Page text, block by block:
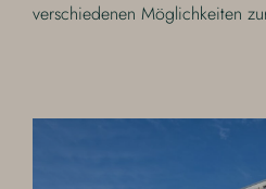
verschiedenen Möglichkeiten